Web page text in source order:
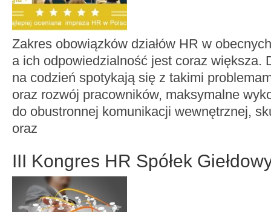
Zakres obowiązków działów HR w
a ich odpowiedzialność jest coraz większa.
na codzień spotykają się z takimi
oraz rozwój pracowników, maksymalne
do obustronnej komunikacji wewnętrznej,
oraz
III Kongres HR Spółek